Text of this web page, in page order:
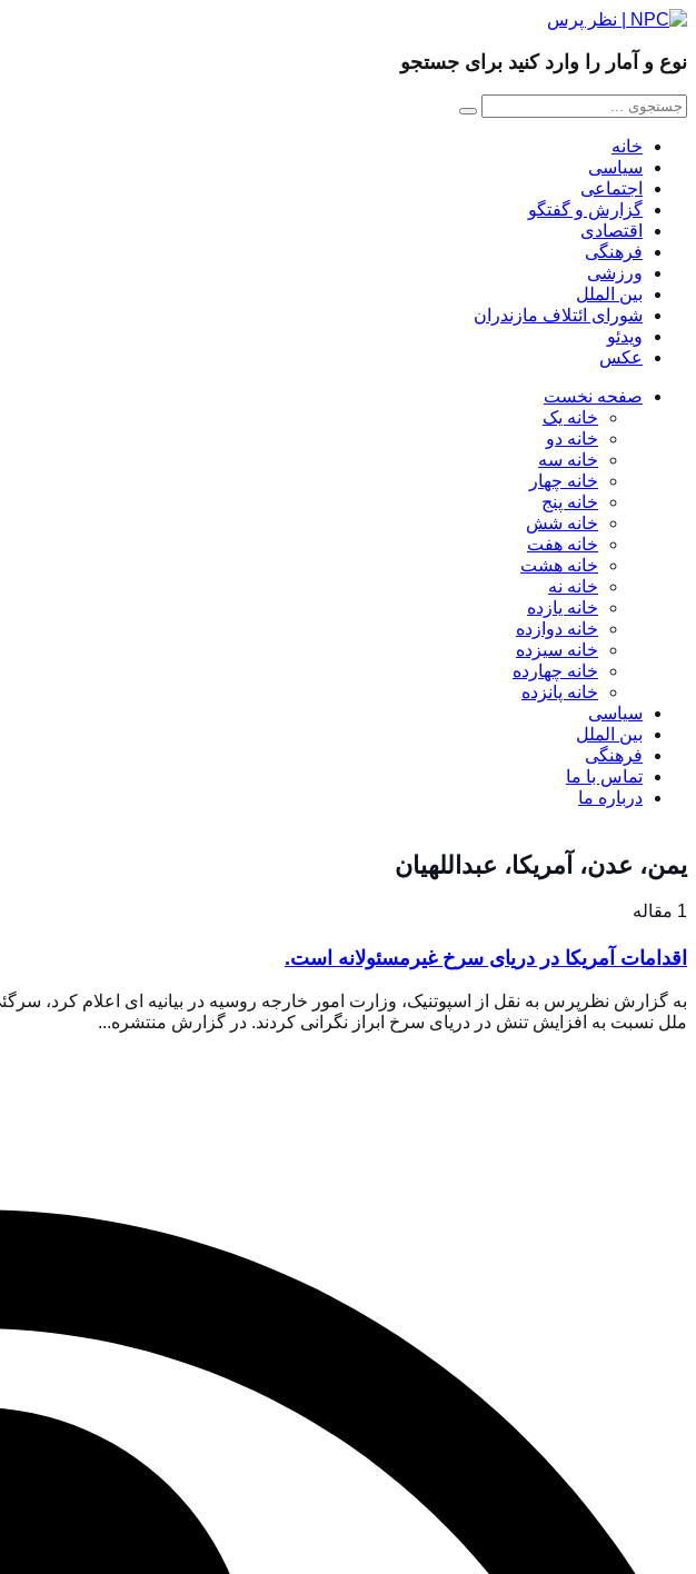
نوع و آمار را وارد کنید برای جستجو
خانه
سیاسی
اجتماعی
گزارش و گفتگو
اقتصادی
فرهنگی
ورزشی
بین الملل
شورای ائتلاف مازندران
ویدئو
عکس
صفحه نخست
خانه یک
خانه دو
خانه سه
خانه چهار
خانه پنج
خانه شش
خانه هفت
خانه هشت
خانه نه
خانه یازده
خانه دوازده
خانه سیزده
خانه چهارده
خانه پانزده
سیاسی
بین الملل
فرهنگی
تماس با ما
درباره ما
یمن، عدن، آمریکا، عبداللهیان
1 مقاله
اقدامات آمریکا در دریای سرخ غیرمسئولانه است.
به گزارش نظرپرس به نقل از اسپوتنیک، وزارت امور خارجه روسیه در بیانیه ای اعلام کرد،
ملل نسبت به افزایش تنش در دریای سرخ ابراز نگرانی کردند. در گزارش منتشره...